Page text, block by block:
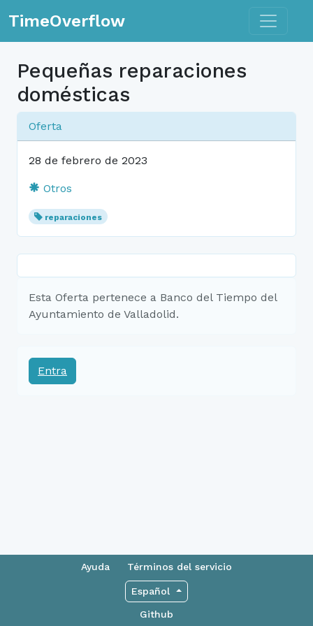
TimeOverflow Toggle
Pequeñas reparaciones
domésticas
Oferta
28 de febrero de 2023
Otros
reparaciones
Esta Oferta pertenece a Banco del Tiempo del
Ayuntamiento de Valladolid.
Entra
Ayuda Términos del servicio
Español
Github